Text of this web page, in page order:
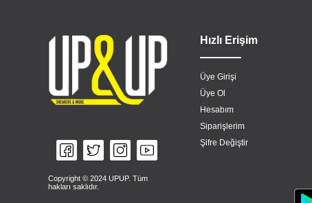
Hızlı Erişim
Üye Girişi
Üye Ol
Hesabım
Siparişlerim
Şifre Değiştir
Copyright © 2024 UPUP. Tüm
hakları saklıdır.